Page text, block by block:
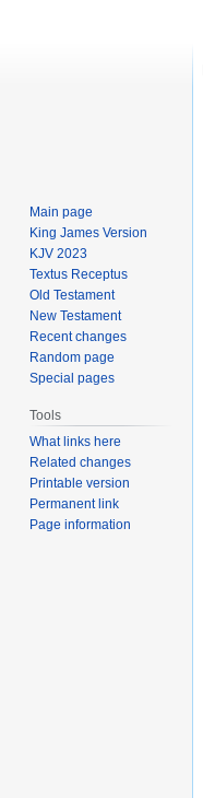
Main page
King James Version
KJV 2023
Textus Receptus
Old Testament
New Testament
Recent changes
Random page
Special pages
Tools
What links here
Related changes
Printable version
Permanent link
Page information